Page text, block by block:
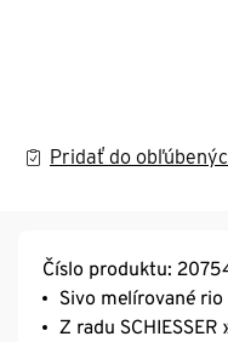
Pridať do
Číslo produktu:
Sivo melírované
Z radu SCHIESSER